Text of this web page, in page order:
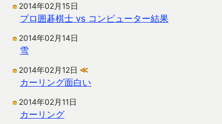
2014年02月15日
プロ囲碁棋士 vs コンピューター結果
2014年02月14日
雪
2014年02月12日 ≪
カーリング面白い
2014年02月11日
カーリング